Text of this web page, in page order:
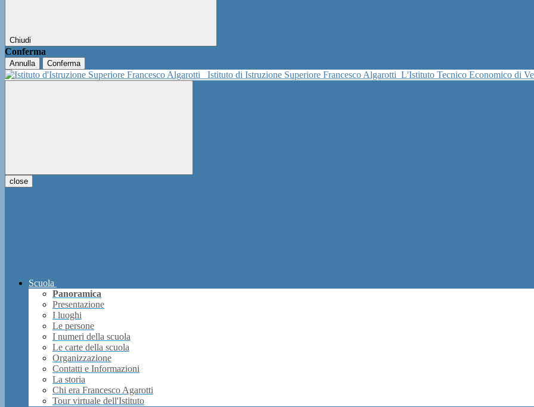
Chiudi
Conferma
Annulla Conferma
Istituto di Istruzione Superiore Francesco Algarotti L'Istituto Tecnico Economico di
close
Scuola
Panoramica
Presentazione
I luoghi
Le persone
I numeri della scuola
Le carte della scuola
Organizzazione
Contatti e Informazioni
La storia
Chi era Francesco Agarotti
Tour virtuale dell'Istituto